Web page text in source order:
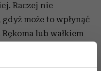
Raczej nie
może to wpłynąć
lub wałkiem